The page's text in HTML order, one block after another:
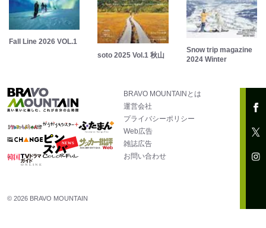
Fall Line 2026 VOL.1
soto 2025 Vol.1 秋山
Snow trip magazine
2024 Winter
BRAVO MOUNTAINとは
運営会社
プライバシーポリシー
Web広告
雑誌広告
お問い合わせ
© 2026 BRAVO MOUNTAIN